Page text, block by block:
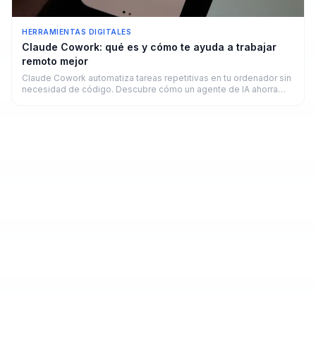
HERRAMIENTAS DIGITALES
Claude Cowork: qué es y cómo te ayuda a trabajar
remoto mejor
Claude Cowork automatiza tareas repetitivas en tu ordenador sin
necesidad de código. Descubre cómo un agente de IA ahorra